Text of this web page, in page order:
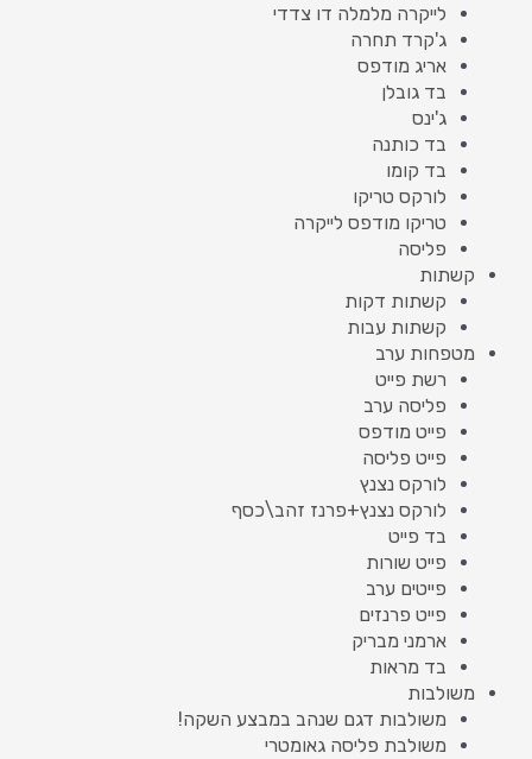
לייקרה מלמלה דו צדדי
ג'קרד תחרה
אריג מודפס
בד גובלן
ג'ינס
בד כותנה
בד קומו
לורקס טריקו
טריקו מודפס לייקרה
פליסה
קשתות
קשתות דקות
קשתות עבות
מטפחות ערב
רשת פייט
פליסה ערב
פייט מודפס
פייט פליסה
לורקס נצנץ
לורקס נצנץ+פרנז זהב\כסף
בד פייט
פייט שורות
פייטים ערב
פייט פרנזים
ארמני מבריק
בד מראות
משולבות
משולבות דגם שנהב במבצע השקה!
משולבת פליסה גאומטרי